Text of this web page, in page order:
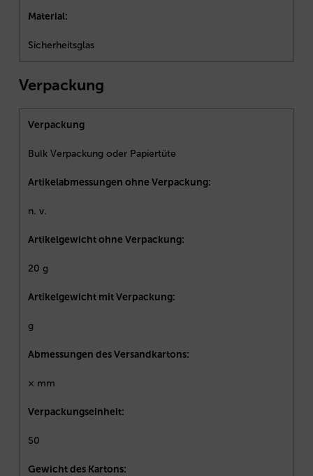
Material:
Sicherheitsglas
Verpackung
Verpackung
Bulk Verpackung oder Papiertüte
Artikelabmessungen ohne Verpackung:
n. v.
Artikelgewicht ohne Verpackung:
20 g
Artikelgewicht mit Verpackung:
g
Abmessungen des Versandkartons:
× mm
Verpackungseinheit:
50
Gewicht des Kartons: